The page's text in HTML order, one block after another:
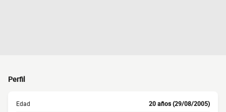
Perfil
Edad 20 años (29/08/2005)